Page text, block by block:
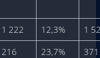
1 222 12,3%
1
216 23,7%
371